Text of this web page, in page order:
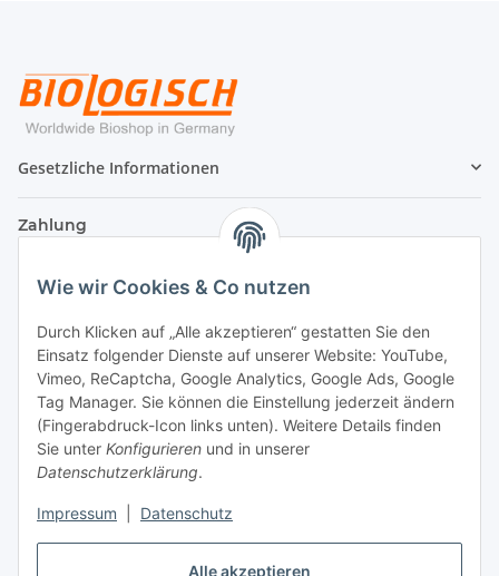
Alle akzeptieren
Wie wir Cookies & Co nutzen
Durch Klicken auf „Alle akzeptieren“ gestatten Sie den
Einsatz folgender Dienste auf unserer Website: YouTube,
Vimeo, ReCaptcha, Google Analytics, Google Ads, Google
Tag Manager. Sie können die Einstellung jederzeit ändern
(Fingerabdruck-Icon links unten). Weitere Details finden
Sie unter Konfigurieren und in unserer
Datenschutzerklärung.
Impressum Datenschutz
Gesetzliche Informationen
Zahlung
Versand